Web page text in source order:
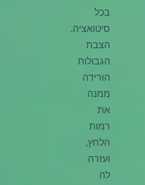
בכל
סיטואציה.
הצבת
הגבולות
הורידה
ממנה
את
רמות
הלחץ,
ועזרה
לה